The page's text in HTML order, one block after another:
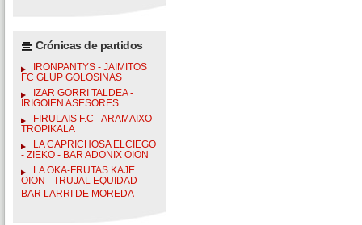
Crónicas de partidos
IRONPANTYS - JAIMITOS
FC GLUP GOLOSINAS
IZAR GORRI TALDEA -
IRIGOIEN ASESORES
FIRULAIS F.C - ARAMAIXO
TROPIKALA
LA CAPRICHOSA ELCIEGO
- ZIEKO - BAR ADONIX OION
LA OKA-FRUTAS KAJE
OION - TRUJAL EQUIDAD -
BAR LARRI DE MOREDA